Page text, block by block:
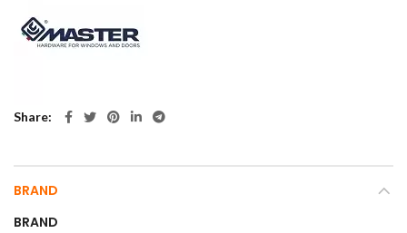
Share
BRAND
BRAND